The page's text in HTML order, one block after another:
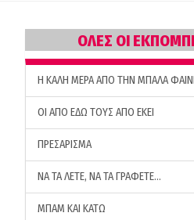
ΟΛΕΣ ΟΙ
H ΚΑΛΗ ΜΕΡΑ ΑΠΟ ΤΗΝ ΜΠΑΛΑ
ΟΙ ΑΠΟ ΕΔΩ ΤΟΥΣ ΑΠΟ ΕΚΕΙ
ΠΡΕΣΑΡΙΣΜΑ
ΝΑ ΤΑ ΛΕΤΕ, ΝΑ ΤΑ ΓΡΑΦΕΤΕ…
ΜΠΑΜ ΚΑΙ ΚΑΤΩ